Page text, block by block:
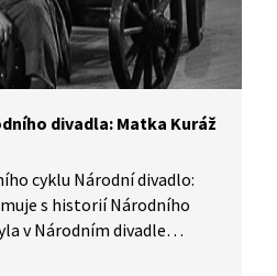
divadla: Matka Kuráž
cyklu Národní divadlo:
s historií Národního
v Národním divadle